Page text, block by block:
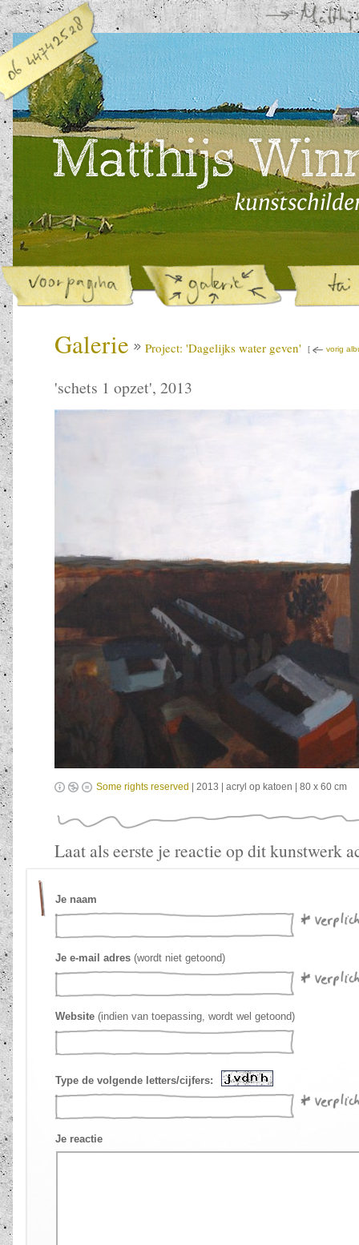
Galerie Project: 'Dagelijks water geven' [ vorig
'schets 1 opzet', 2013
Some rights reserved | 2013 | acryl op katoen | 80 x 60 cm
Laat als eerste je reactie op dit kunstwerk
Je naam
Je e-mail adres (wordt niet getoond)
Website (indien van toepassing, wordt wel getoond)
Type de volgende letters/cijfers:
Je reactie